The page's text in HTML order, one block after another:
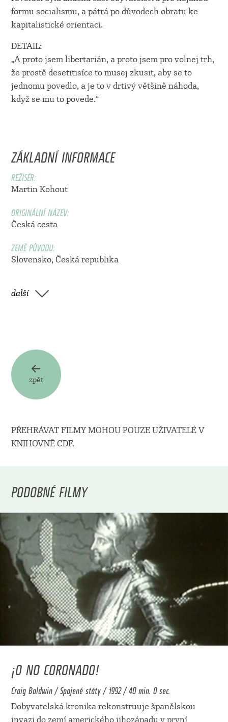
formu socialismu, a pátrá po důvodech obratu ke
kapitalistické orientaci.
DETAIL:
„A proto jsem libertarián, a proto jsem pro volnej trh,
že prostě desetitisíce to musej zkusit, aby se to
jednomu povedlo, a je to v drtivý většině náhoda,
když se mu to povede.“
ZÁKLADNÍ INFORMACE
REŽISÉR:
Martin Kohout
ORIGINÁLNÍ NÁZEV:
Česká cesta
ZEMĚ PŮVODU:
Slovensko, Česká republika
další
zpět
PŘEHRÁVAT FILMY MOHOU POUZE UŽIVATELÉ V
KNIHOVNĚ CDF.
PODOBNÉ FILMY
¡O NO CORONADO!
Craig Baldwin / Spojené státy / 1992 / 40 min. 0 sec.
Dobyvatelská kronika rekonstruuje španělskou
invazi do zemí amerického jihozápadu v první